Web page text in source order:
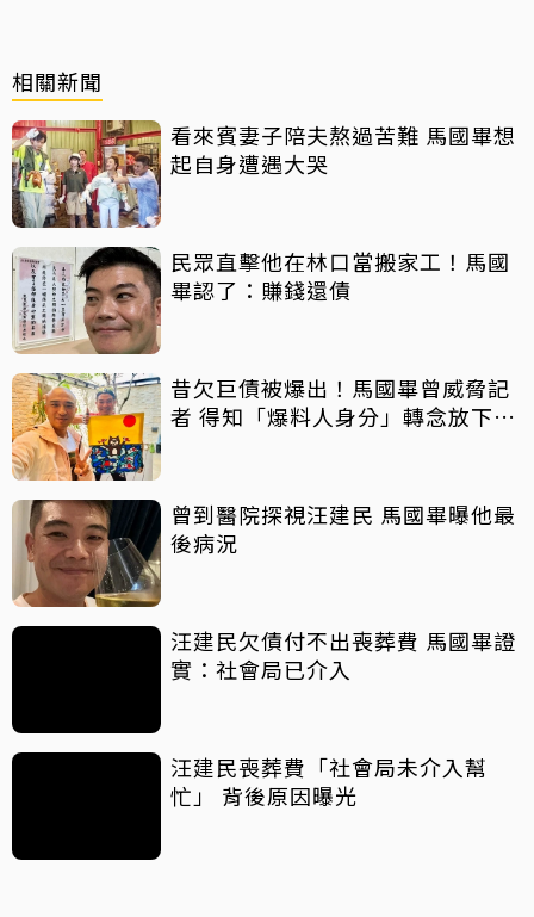
相關新聞
看來賓妻子陪夫熬過苦難 馬國畢想
起自身遭遇大哭
民眾直擊他在林口當搬家工！馬國
畢認了：賺錢還債
昔欠巨債被爆出！馬國畢曾威脅記
者 得知「爆料人身分」轉念放下面
曾到醫院探視汪建民 馬國畢曝他最
後病況
汪建民欠債付不出喪葬費 馬國畢證
實：社會局已介入
汪建民喪葬費「社會局未介入幫
忙」 背後原因曝光